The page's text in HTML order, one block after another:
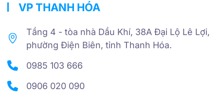
VP THANH HÓA
Tầng 4 - tòa nhà Dầu Khí, 38A Đại Lộ Lê Lợi,
phường Điện Biên, tỉnh Thanh Hóa.
0985 103 666
0906 020 090